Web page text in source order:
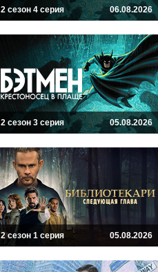
2 сезон 4 серия 06.08.2026
2 сезон 3 серия 05.08.2026
2 сезон 1 серия 05.08.2026